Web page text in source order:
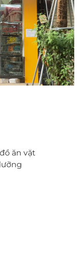
ăn vặt